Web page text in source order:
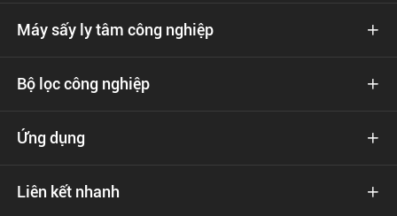
Máy sấy ly tâm công nghiệp 
Bộ lọc công nghiệp 
Ứng dụng 
Liên kết nhanh 